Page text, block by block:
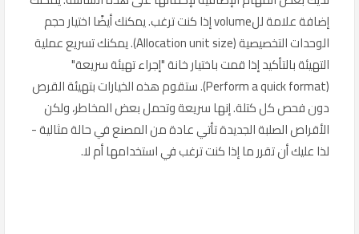
إضافة علامة للvolume إذا كنت ترغب. يمكنك أيضًا اختيار حجم
الوحدات التخصيصية (Allocation unit size). يمكنك تسريع عملية
التهيئة بالتأكيد إذا قمت باختيار خانة "إجراء تهيئة سريعة"
(Perform a quick format). ستقوم هذه الخيارات بتهيئة القرص
دون فحص كل كتلة. إنها سريعة وتحمل بعض المخاطر، ولكن
الأقراص الصلبة الجديدة تأتي عادة من المصنع في حالة مثالية -
لذا عليك أن تقرر ما إذا كنت ترغب في استخدامها أم لا.